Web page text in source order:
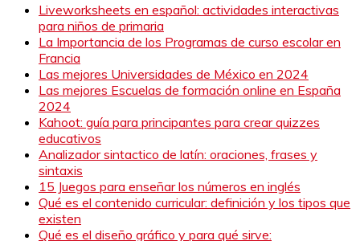
Liveworksheets en español: actividades interactivas
para niños de primaria
La Importancia de los Programas de curso escolar en
Francia
Las mejores Universidades de México en 2024
Las mejores Escuelas de formación online en España
2024
Kahoot: guía para principantes para crear quizzes
educativos
Analizador sintactico de latín: oraciones, frases y
sintaxis
15 Juegos para enseñar los números en inglés
Qué es el contenido curricular: definición y los tipos que
existen
Qué es el diseño gráfico y para qué sirve: